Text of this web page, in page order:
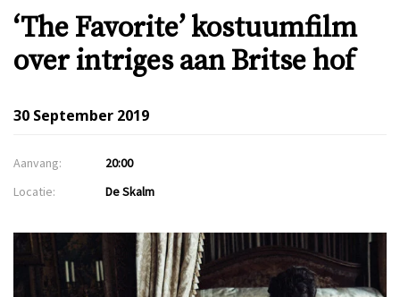
‘The Favorite’ kostuumfilm
over intriges aan Britse hof
30 September 2019
Aanvang:
20:00
Locatie:
De Skalm